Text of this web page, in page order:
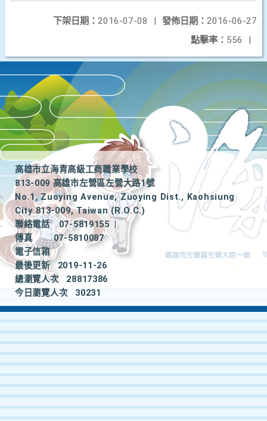
發佈日期： 2016-06-27
下架日期： 2016-07-08
|
點擊率： 556 |
高雄市立海青高級工商職業學校
813-009 高雄市左營區左營大路1號
No.1, Zuoying Avenue, Zuoying Dist., Kaohsiung
City 813-009, Taiwan (R.O.C.)
聯絡電話
07-5819155
|
傳真
07-5810087
電子信箱
最後更新
2019-11-26
總瀏覽人次
28817386
今日瀏覽人次
30231